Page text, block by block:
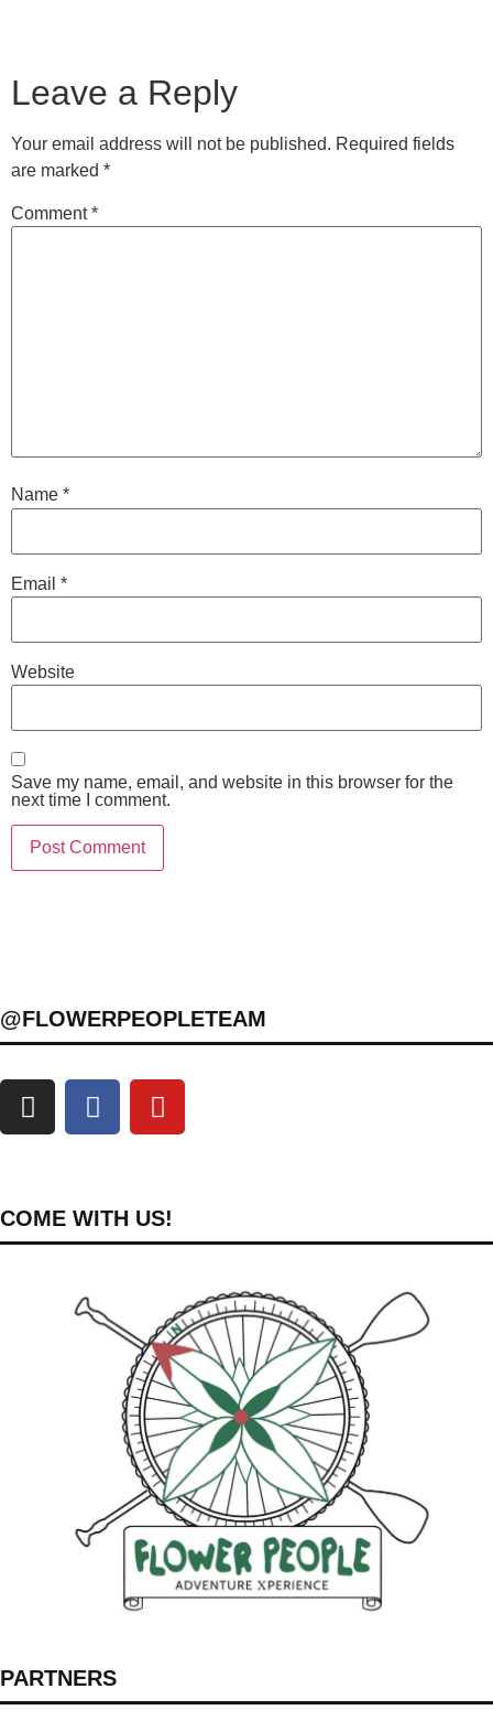
Leave a Reply
Your email address will not be published. Required fields
are marked *
Comment*
Name *
Email *
Website
Save my name, email, and website in this browser for the
next time I comment.
@FLOWERPEOPLETEAM
COME WITH US!
PARTNERS